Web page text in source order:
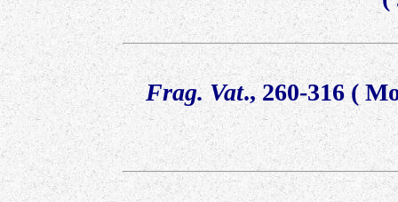
Frag. Vat., 260-316 (